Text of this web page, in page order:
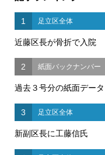
1 足立区全体
近藤区長が骨折で入院
2 紙面バックナンバー
過去３号分の紙面データ
3 足立区全体
新副区長に工藤信氏